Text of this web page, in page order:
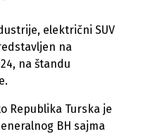
električni SUV
na
na štandu
Republika Turska je
BH sajma